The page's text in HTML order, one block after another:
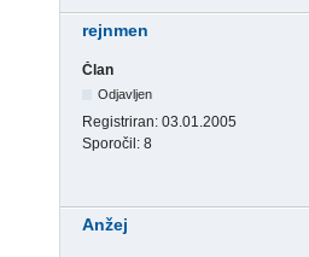
rejnmen
Član
Odjavljen
Registriran: 03.01.2005
Sporočil: 8
Anžej